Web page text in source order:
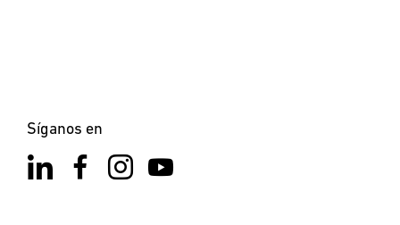
Síganos en